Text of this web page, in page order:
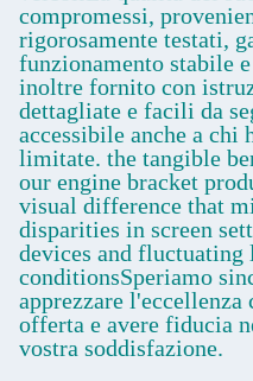
compromessi,
rigorosamente testati,
funzionamento stabile
inoltre fornito con
dettagliate e facili da
accessibile anche a chi
limitate. the tangible
our engine bracket
visual difference that
disparities in screen
devices and fluctuating
conditionsSperiamo
apprezzare
offerta e avere fiducia
vostra soddisfazione.